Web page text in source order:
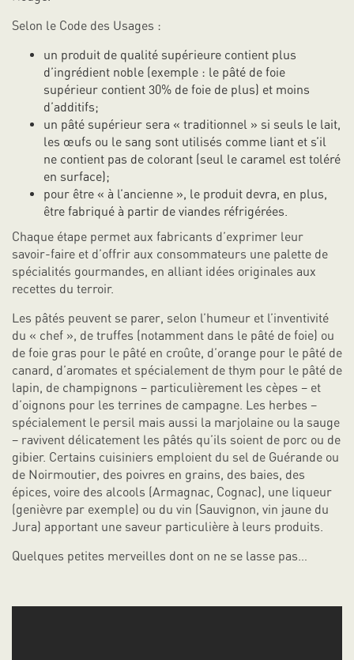
Selon le Code des Usages :
un produit de qualité supérieure contient plus
d’ingrédient noble (exemple : le pâté de foie
supérieur contient 30% de foie de plus) et moins
d’additifs;
un pâté supérieur sera « traditionnel » si seuls le lait,
les œufs ou le sang sont utilisés comme liant et s’il
ne contient pas de colorant (seul le caramel est toléré
en surface);
pour être « à l’ancienne », le produit devra, en plus,
être fabriqué à partir de viandes réfrigérées.
Chaque étape permet aux fabricants d’exprimer leur
savoir-faire et d’offrir aux consommateurs une palette de
spécialités gourmandes, en alliant idées originales aux
recettes du terroir.
Les pâtés peuvent se parer, selon l’humeur et l’inventivité
du « chef », de truffes (notamment dans le pâté de foie) ou
de foie gras pour le pâté en croûte, d’orange pour le pâté de
canard, d’aromates et spécialement de thym pour le pâté de
lapin, de champignons – particulièrement les cèpes – et
d’oignons pour les terrines de campagne. Les herbes –
spécialement le persil mais aussi la marjolaine ou la sauge
– ravivent délicatement les pâtés qu’ils soient de porc ou de
gibier. Certains cuisiniers emploient du sel de Guérande ou
de Noirmoutier, des poivres en grains, des baies, des
épices, voire des alcools (Armagnac, Cognac), une liqueur
(genièvre par exemple) ou du vin (Sauvignon, vin jaune du
Jura) apportant une saveur particulière à leurs produits.
Quelques petites merveilles dont on ne se lasse pas…